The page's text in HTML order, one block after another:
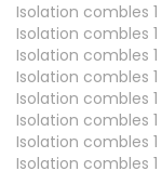
Isolation combles 1
Isolation combles 1
Isolation combles 1
Isolation combles 1
Isolation combles 1
Isolation combles 1
Isolation combles 1
Isolation combles 1